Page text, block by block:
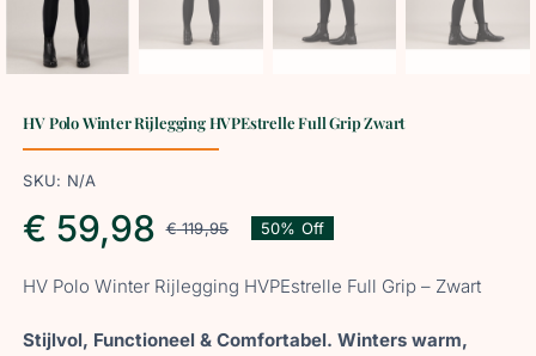
HV Polo Winter Rijlegging HVPEstrelle Full Grip Zwart
SKU: N/A
€119,95
€ 59,98 50% Off
HV Polo Winter Rijlegging HVPEstrelle Full Grip – Zwart
Stijlvol, Functioneel & Comfortabel. Winters warm,